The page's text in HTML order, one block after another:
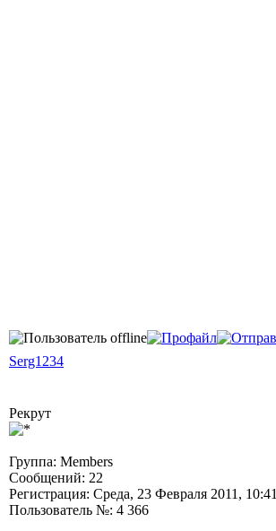
Serg1234
Рекрут
Группа: Members
Сообщений: 22
Регистрация: Среда, 23 Февраля 2011, 10:41
Пользователь №: 4 366